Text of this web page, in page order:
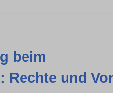
beim
Rechte und